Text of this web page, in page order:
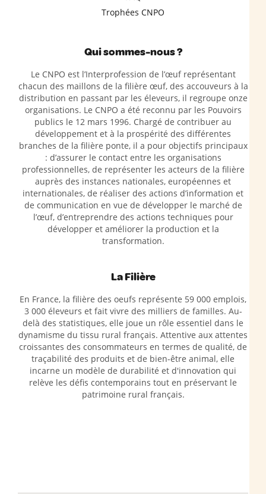
Trophées CNPO
Qui sommes-nous ?
Le CNPO est l’Interprofession de l’œuf représentant
chacun des maillons de la filière œuf, des accouveurs à la
distribution en passant par les éleveurs, il regroupe onze
organisations. Le CNPO a été reconnu par les Pouvoirs
publics le 12 mars 1996. Chargé de contribuer au
développement et à la prospérité des différentes
branches de la filière ponte, il a pour objectifs principaux
: d’assurer le contact entre les organisations
professionnelles, de représenter les acteurs de la filière
auprès des instances nationales, européennes et
internationales, de réaliser des actions d’information et
de communication en vue de développer le marché de
l’œuf, d’entreprendre des actions techniques pour
développer et améliorer la production et la
transformation.
La Filière
En France, la filière des oeufs représente 59 000 emplois,
3 000 éleveurs et fait vivre des milliers de familles. Au-
delà des statistiques, elle joue un rôle essentiel dans le
dynamisme du tissu rural français. Attentive aux attentes
croissantes des consommateurs en termes de qualité, de
traçabilité des produits et de bien-être animal, elle
incarne un modèle de durabilité et d'innovation qui
relève les défis contemporains tout en préservant le
patrimoine rural français.